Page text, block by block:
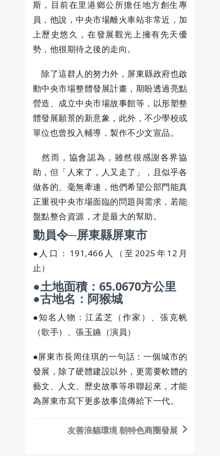
斯，目前在里港鄉公所擔任地方創生專
員，他說，中央市場離火車站非常近，加
上歷史悠久，在發展觀光上擁有先天優
勢，他很期待之後的走向。
除了這群人的努力外，屏東縣政府也啟
動中央市場整體發展計畫，期盼透過亮點
營造、成立中央市場故事館等，以形塑整
體發展願景的新意象，此外，不少學校或
單位也曾投入輔導，製作不少文宣品。
然而，協會認為，雖然很感謝各界協
助，但「人來了，人又走了」，且似乎各
做各的、毫無牽連，他們希望公部門能真
正重視中央市場面臨的問題與需求，若能
盤點整合資源，才是最大的幫助。
動員令─屏東縣屏東市
●人口：191,466人（至2025年12月
止）
●土地面積：65.0670方公里
●古地名：阿猴城
●知名人物：江孟芝（作家）、張克帆
（歌手）、張玉嬿（演員）
●屏東市長周佳琪的一句話：一個城市的
發展，除了硬體建設以外，更需要軟體的
藝文、人文、歷史故事等串聯起來，才能
為屏東市寫下更多故事流傳給下一代。
友善浪貓環境 朝特色商圈發展